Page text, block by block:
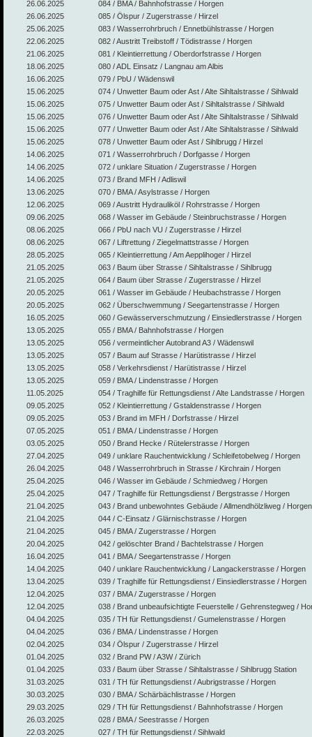
26.06.2025
084 / BMA / Bahnhofstrasse / Horgen
26.06.2025
085 / Ölspur / Zugerstrasse / Hirzel
25.06.2025
083 / Wasserrohrbruch / Ennetbühlstrasse / Horgen
22.06.2025
082 / Austritt Treibstoff / Tödistrasse / Horgen
21.06.2025
081 / Kleintierrettung / Oberdorfstrasse / Horgen
18.06.2025
080 / ADL Einsatz / Langnau am Albis
16.06.2025
079 / PbU / Wädenswil
15.06.2025
074 / Unwetter Baum oder Ast / Alte Sihltalstrasse / Sihlwald
15.06.2025
075 / Unwetter Baum oder Ast / Sihltalstrasse / Sihlwald
15.06.2025
076 / Unwetter Baum oder Ast / Alte Sihltalstrasse / Sihlwald
15.06.2025
077 / Unwetter Baum oder Ast / Alte Sihltalstrasse / Sihlwald
15.06.2025
078 / Unwetter Baum oder Ast / Sihlbrugg / Hirzel
14.06.2025
071 / Wasserrohrbruch / Dorfgasse / Horgen
14.06.2025
072 / unklare Situation / Zugerstrasse / Horgen
14.06.2025
073 / Brand MFH / Adliswil
13.06.2025
070 / BMA / Asylstrasse / Horgen
12.06.2025
069 / Austritt Hydrauliköl / Rohrstrasse / Horgen
09.06.2025
068 / Wasser im Gebäude / Steinbruchstrasse / Horgen
08.06.2025
066 / PbU nach VU / Zugerstrasse / Hirzel
08.06.2025
067 / Liftrettung / Ziegelmattstrasse / Horgen
28.05.2025
065 / Kleintierrettung / Am Aepplihoger / Hirzel
21.05.2025
063 / Baum über Strasse / Sihltalstrasse / Sihlbrugg
21.05.2025
064 / Baum über Strasse / Zugerstrasse / Hirzel
20.05.2025
061 / Wasser im Gebäude / Heubachstrasse / Horgen
20.05.2025
062 / Überschwemmung / Seegartenstrasse / Horgen
16.05.2025
060 / Gewässerverschmutzung / Einsiedlerstrasse / Horgen
13.05.2025
055 / BMA / Bahnhofstrasse / Horgen
13.05.2025
056 / vermeintlicher Autobrand A3 / Wädenswil
13.05.2025
057 / Baum auf Strasse / Harütistrasse / Hirzel
13.05.2025
058 / Verkehrsdienst / Harütistrasse / Hirzel
13.05.2025
059 / BMA / Lindenstrasse / Horgen
11.05.2025
054 / Traghilfe für Rettungsdienst / Alte Landstrasse / Horgen
09.05.2025
052 / Kleintierrettung / Gstaldenstrasse / Horgen
09.05.2025
053 / Brand im MFH / Dorfstrasse / Hirzel
07.05.2025
051 / BMA / Lindenstrasse / Horgen
03.05.2025
050 / Brand Hecke / Rütelerstrasse / Horgen
27.04.2025
049 / unklare Rauchentwicklung / Schleifetobelweg / Horgen
26.04.2025
048 / Wasserrohrbruch in Strasse / Kirchrain / Horgen
25.04.2025
046 / Wasser im Gebäude / Schmiedweg / Horgen
25.04.2025
047 / Traghilfe für Rettungsdienst / Bergstrasse / Horgen
21.04.2025
043 / Brand unbewohntes Gebäude / Allmendhölzliweg / Horgen
21.04.2025
044 / C-Einsatz / Glärnischstrasse / Horgen
21.04.2025
045 / BMA / Zugerstrasse / Horgen
20.04.2025
042 / gelöschter Brand / Bachtelstrasse / Horgen
16.04.2025
041 / BMA / Seegartenstrasse / Horgen
14.04.2025
040 / unklare Rauchentwicklung / Langackerstrasse / Horgen
13.04.2025
039 / Traghilfe für Rettungsdienst / Einsiedlerstrasse / Horgen
12.04.2025
037 / BMA / Zugerstrasse / Horgen
12.04.2025
038 / Brand unbeaufsichtigte Feuerstelle / Gehrenstegweg /
04.04.2025
035 / TH für Rettungsdienst / Gumelenstrasse / Horgen
04.04.2025
036 / BMA / Lindenstrasse / Horgen
02.04.2025
034 / Ölspur / Zugerstrasse / Hirzel
01.04.2025
032 / Brand PW / A3W / Zürich
01.04.2025
033 / Baum über Strasse / Sihltalstrasse / Sihlbrugg Station
31.03.2025
031 / TH für Rettungsdienst / Aubrigstrasse / Horgen
30.03.2025
030 / BMA / Schärbächlistrasse / Horgen
29.03.2025
029 / TH für Rettungsdienst / Bahnhofstrasse / Horgen
26.03.2025
028 / BMA / Seestrasse / Horgen
22.03.2025
027 / TH für Rettungsdienst / Sihlwald